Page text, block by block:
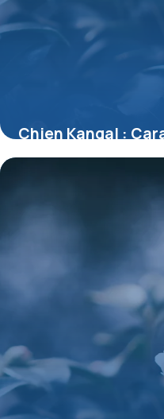
Chien Kangal :
Santé